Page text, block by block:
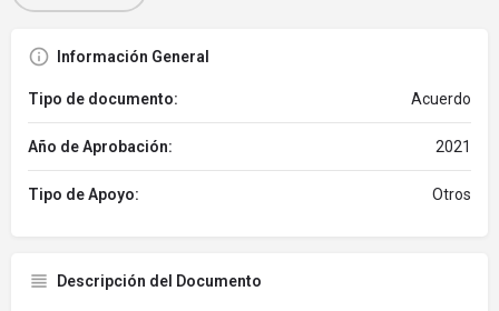
Información General
Tipo de documento: Acuerdo
Año de Aprobación: 2021
Tipo de Apoyo: Otros
Descripción del Documento